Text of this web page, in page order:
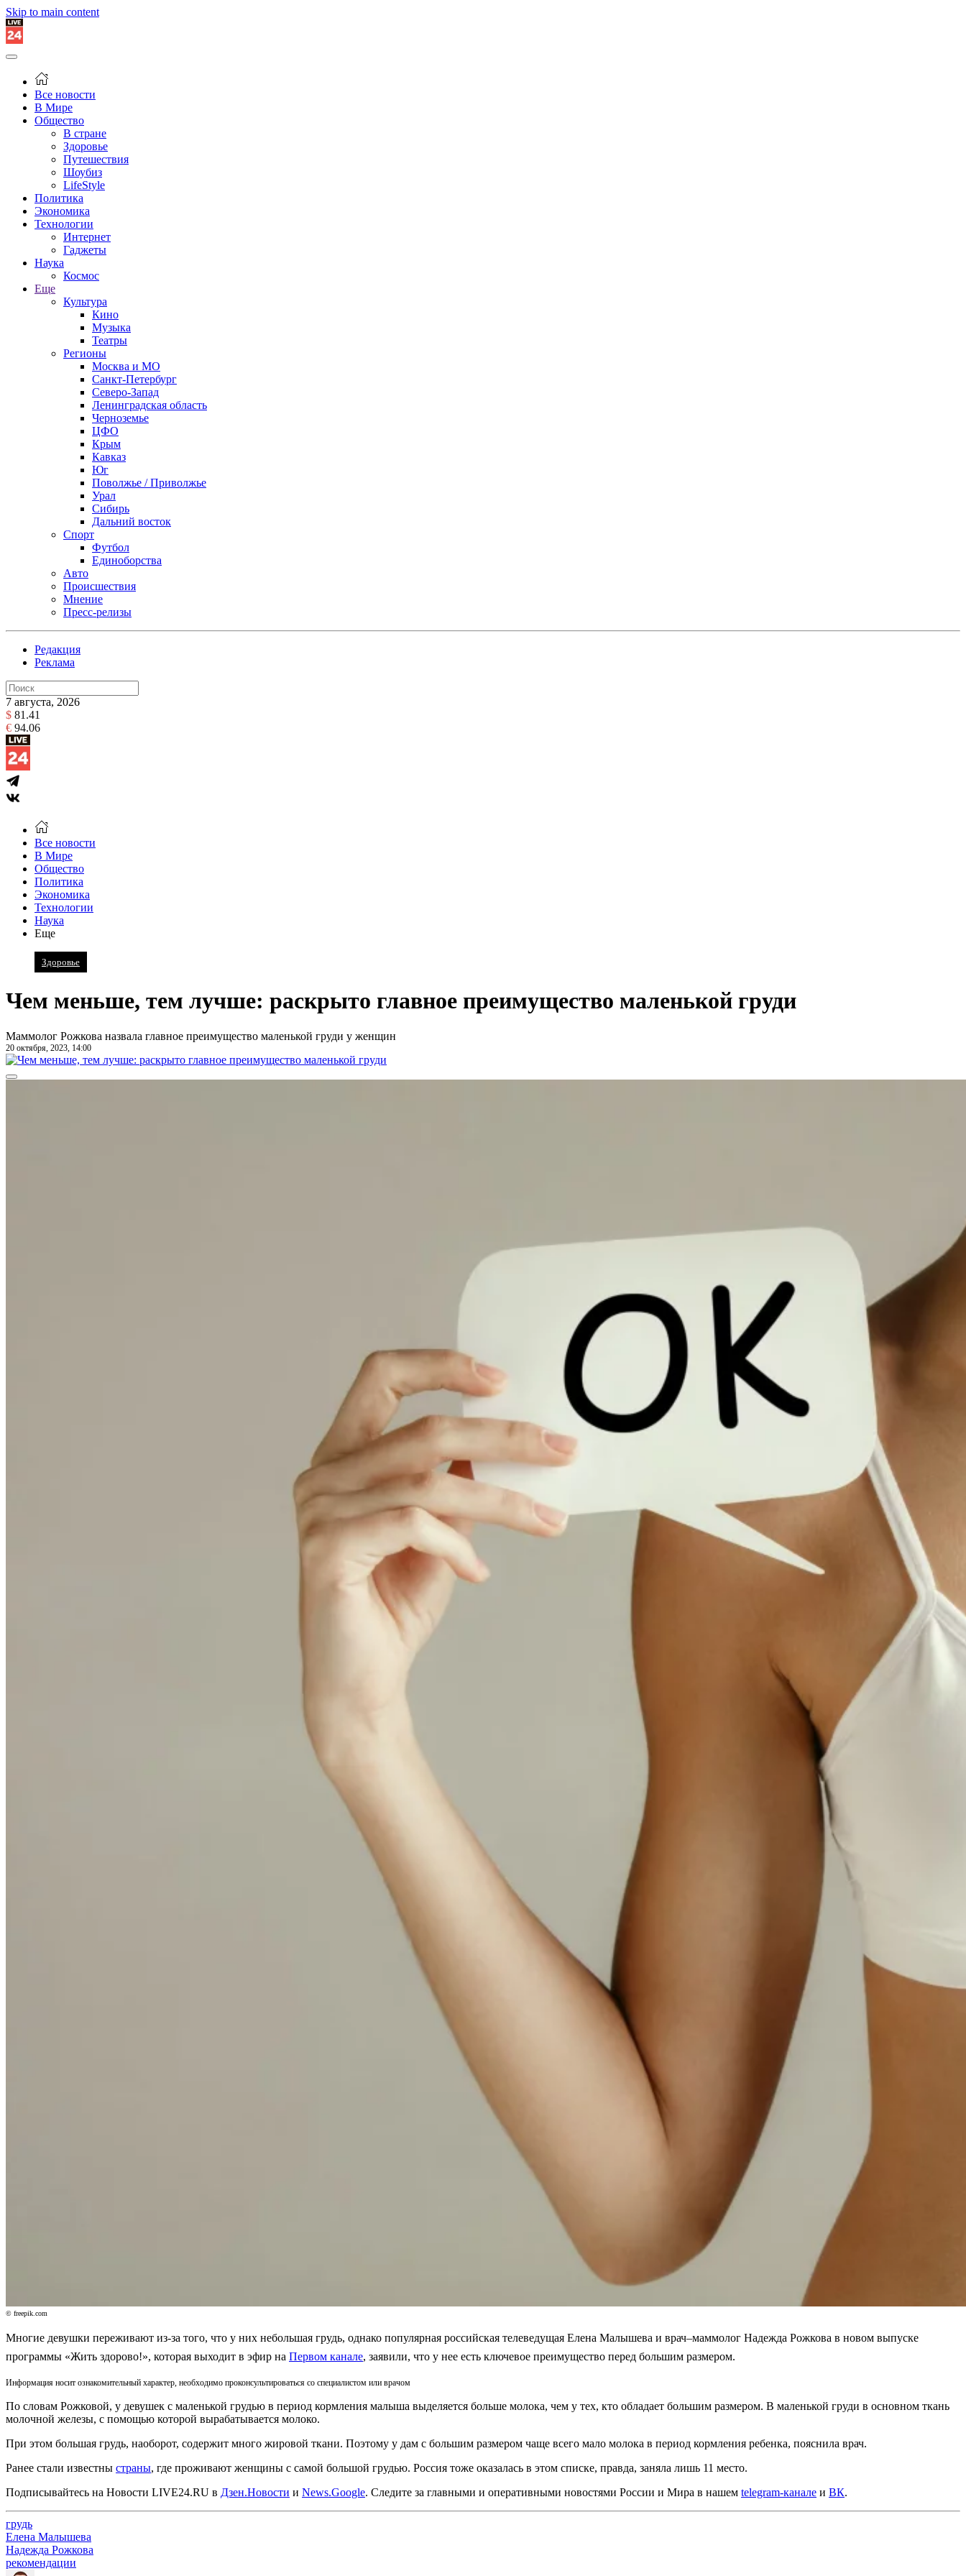
Skip to main content
Все новости
В Мире
Общество
В стране
Здоровье
Путешествия
Шоубиз
LifeStyle
Политика
Экономика
Технологии
Интернет
Гаджеты
Наука
Космос
Еще
Культура
Кино
Музыка
Театры
Регионы
Москва и МО
Санкт-Петербург
Северо-Запад
Ленинградская область
Черноземье
ЦФО
Крым
Кавказ
Юг
Поволжье / Приволжье
Урал
Сибирь
Дальний восток
Спорт
Футбол
Единоборства
Авто
Происшествия
Мнение
Пресс-релизы
Редакция
Реклама
7 августа, 2026
$ 81.41
€ 94.06
Все новости
В Мире
Общество
Политика
Экономика
Технологии
Наука
Еще
Здоровье
Чем меньше, тем лучше: раскрыто главное преимущество маленькой груди
Маммолог Рожкова назвала главное преимущество маленькой груди у женщин
20 октября, 2023, 14:00
© freepik.com
Многие девушки переживают из-за того, что у них небольшая грудь, однако популярная российская телеведущая Елена Малышева и врач–маммолог Надежда Рожкова в новом выпуске
программы «Жить здорово!», которая выходит в эфир на Первом канале, заявили, что у нее есть ключевое преимущество перед большим размером.
Информация носит ознакомительный характер, необходимо проконсультироваться со специалистом или врачом
По словам Рожковой, у девушек с маленькой грудью в период кормления малыша выделяется больше молока, чем у тех, кто обладает большим размером. В маленькой груди в основном ткань
молочной железы, с помощью которой вырабатывается молоко.
При этом большая грудь, наоборот, содержит много жировой ткани. Поэтому у дам с большим размером чаще всего мало молока в период кормления ребенка, пояснила врач.
Ранее стали известны страны, где проживают женщины с самой большой грудью. Россия тоже оказалась в этом списке, правда, заняла лишь 11 место.
Подписывайтесь на Новости LIVE24.RU в Дзен.Новости и News.Google. Следите за главными и оперативными новостями России и Мира в нашем telegram-канале и ВК.
грудь
Елена Малышева
Надежда Рожкова
рекомендации